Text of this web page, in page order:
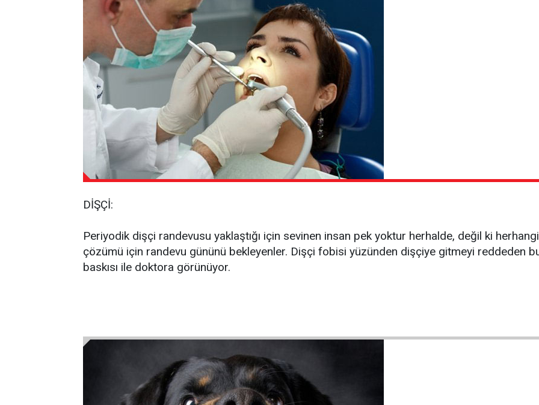
DİŞÇİ:
Periyodik dişçi randevusu yaklaştığı için sevinen insan pek yoktur herhalde, değil ki
çözümü için randevu gününü bekleyenler. Dişçi fobisi yüzünden dişçiye gitmeyi reddeden
baskısı ile doktora görünüyor.